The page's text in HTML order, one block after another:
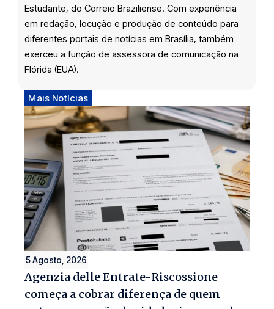
Estudante, do Correio Braziliense. Com experiência
em redação, locução e produção de conteúdo para
diferentes portais de notícias em Brasília, também
exerceu a função de assessora de comunicação na
Flórida (EUA).
Mais Notícias
5 Agosto, 2026
Agenzia delle Entrate-Riscossione
começa a cobrar diferença de quem